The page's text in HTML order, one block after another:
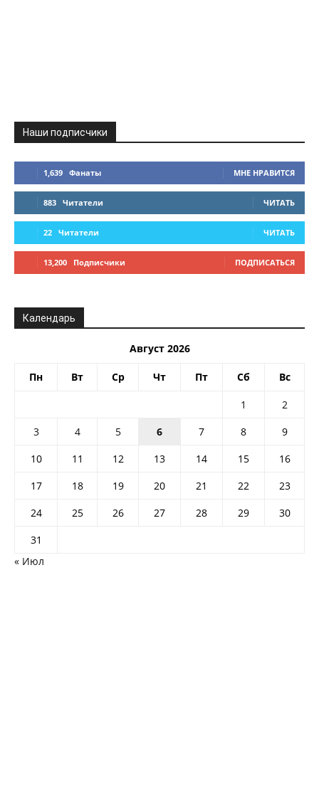
Наши подписчики
1,639 Фанаты МНЕ НРАВИТСЯ
883 Читатели ЧИТАТЬ
22 Читатели ЧИТАТЬ
13,200 Подписчики ПОДПИСАТЬСЯ
Календарь
Август 2026
Пн Вт Ср Чт Пт Сб Вс
1
2
3
4 5 6 7 8
9
10
11 12 13 14 15
16
17
18 19 20 21 22
23
24
25 26 27 28 29
30
31
« Июл